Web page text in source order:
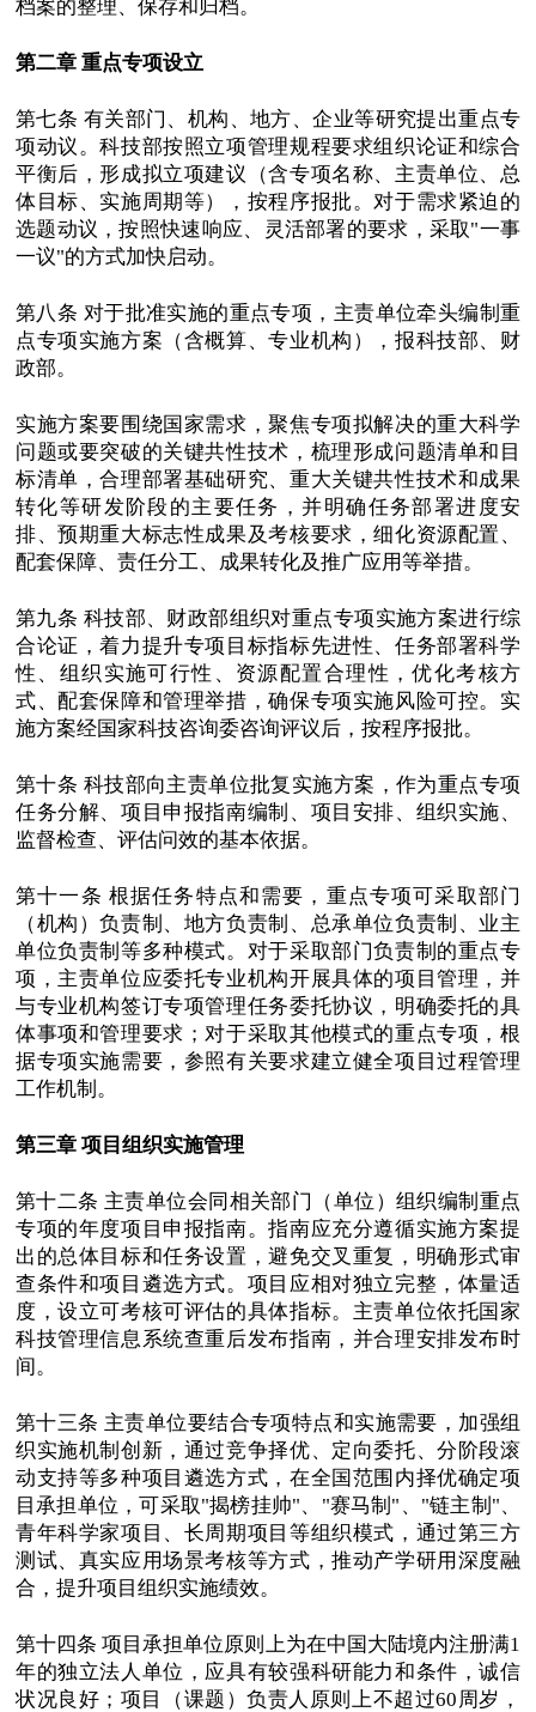
档案的整理、保存和归档。
第二章 重点专项设立
第七条 有关部门、机构、地方、企业等研究提出重点专
项动议。科技部按照立项管理规程要求组织论证和综合
平衡后，形成拟立项建议（含专项名称、主责单位、总
体目标、实施周期等），按程序报批。对于需求紧迫的
选题动议，按照快速响应、灵活部署的要求，采取"一事
一议"的方式加快启动。
第八条 对于批准实施的重点专项，主责单位牵头编制重
点专项实施方案（含概算、专业机构），报科技部、财
政部。
实施方案要围绕国家需求，聚焦专项拟解决的重大科学
问题或要突破的关键共性技术，梳理形成问题清单和目
标清单，合理部署基础研究、重大关键共性技术和成果
转化等研发阶段的主要任务，并明确任务部署进度安
排、预期重大标志性成果及考核要求，细化资源配置、
配套保障、责任分工、成果转化及推广应用等举措。
第九条 科技部、财政部组织对重点专项实施方案进行综
合论证，着力提升专项目标指标先进性、任务部署科学
性、组织实施可行性、资源配置合理性，优化考核方
式、配套保障和管理举措，确保专项实施风险可控。实
施方案经国家科技咨询委咨询评议后，按程序报批。
第十条 科技部向主责单位批复实施方案，作为重点专项
任务分解、项目申报指南编制、项目安排、组织实施、
监督检查、评估问效的基本依据。
第十一条 根据任务特点和需要，重点专项可采取部门
（机构）负责制、地方负责制、总承单位负责制、业主
单位负责制等多种模式。对于采取部门负责制的重点专
项，主责单位应委托专业机构开展具体的项目管理，并
与专业机构签订专项管理任务委托协议，明确委托的具
体事项和管理要求；对于采取其他模式的重点专项，根
据专项实施需要，参照有关要求建立健全项目过程管理
工作机制。
第三章 项目组织实施管理
第十二条 主责单位会同相关部门（单位）组织编制重点
专项的年度项目申报指南。指南应充分遵循实施方案提
出的总体目标和任务设置，避免交叉重复，明确形式审
查条件和项目遴选方式。项目应相对独立完整，体量适
度，设立可考核可评估的具体指标。主责单位依托国家
科技管理信息系统查重后发布指南，并合理安排发布时
间。
第十三条 主责单位要结合专项特点和实施需要，加强组
织实施机制创新，通过竞争择优、定向委托、分阶段滚
动支持等多种项目遴选方式，在全国范围内择优确定项
目承担单位，可采取"揭榜挂帅"、"赛马制"、"链主制"、
青年科学家项目、长周期项目等组织模式，通过第三方
测试、真实应用场景考核等方式，推动产学研用深度融
合，提升项目组织实施绩效。
第十四条 项目承担单位原则上为在中国大陆境内注册满1
年的独立法人单位，应具有较强科研能力和条件，诚信
状况良好；项目（课题）负责人原则上不超过60周岁，